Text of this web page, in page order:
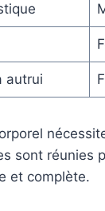
autrui
sont réunies
et complète.